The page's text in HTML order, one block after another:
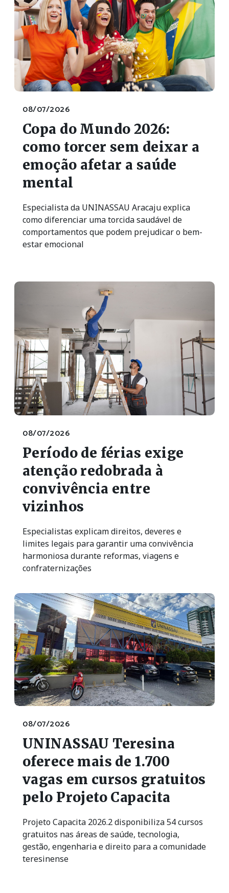
08/07/2026
Copa do Mundo 2026:
como torcer sem deixar a
emoção afetar a saúde
mental
Especialista da UNINASSAU Aracaju explica
como diferenciar uma torcida saudável de
comportamentos que podem prejudicar o bem-
estar emocional
08/07/2026
Período de férias exige
atenção redobrada à
convivência entre
vizinhos
Especialistas explicam direitos, deveres e
limites legais para garantir uma convivência
harmoniosa durante reformas, viagens e
confraternizações
08/07/2026
UNINASSAU Teresina
oferece mais de 1.700
vagas em cursos gratuitos
pelo Projeto Capacita
Projeto Capacita 2026.2 disponibiliza 54 cursos
gratuitos nas áreas de saúde, tecnologia,
gestão, engenharia e direito para a comunidade
teresinense